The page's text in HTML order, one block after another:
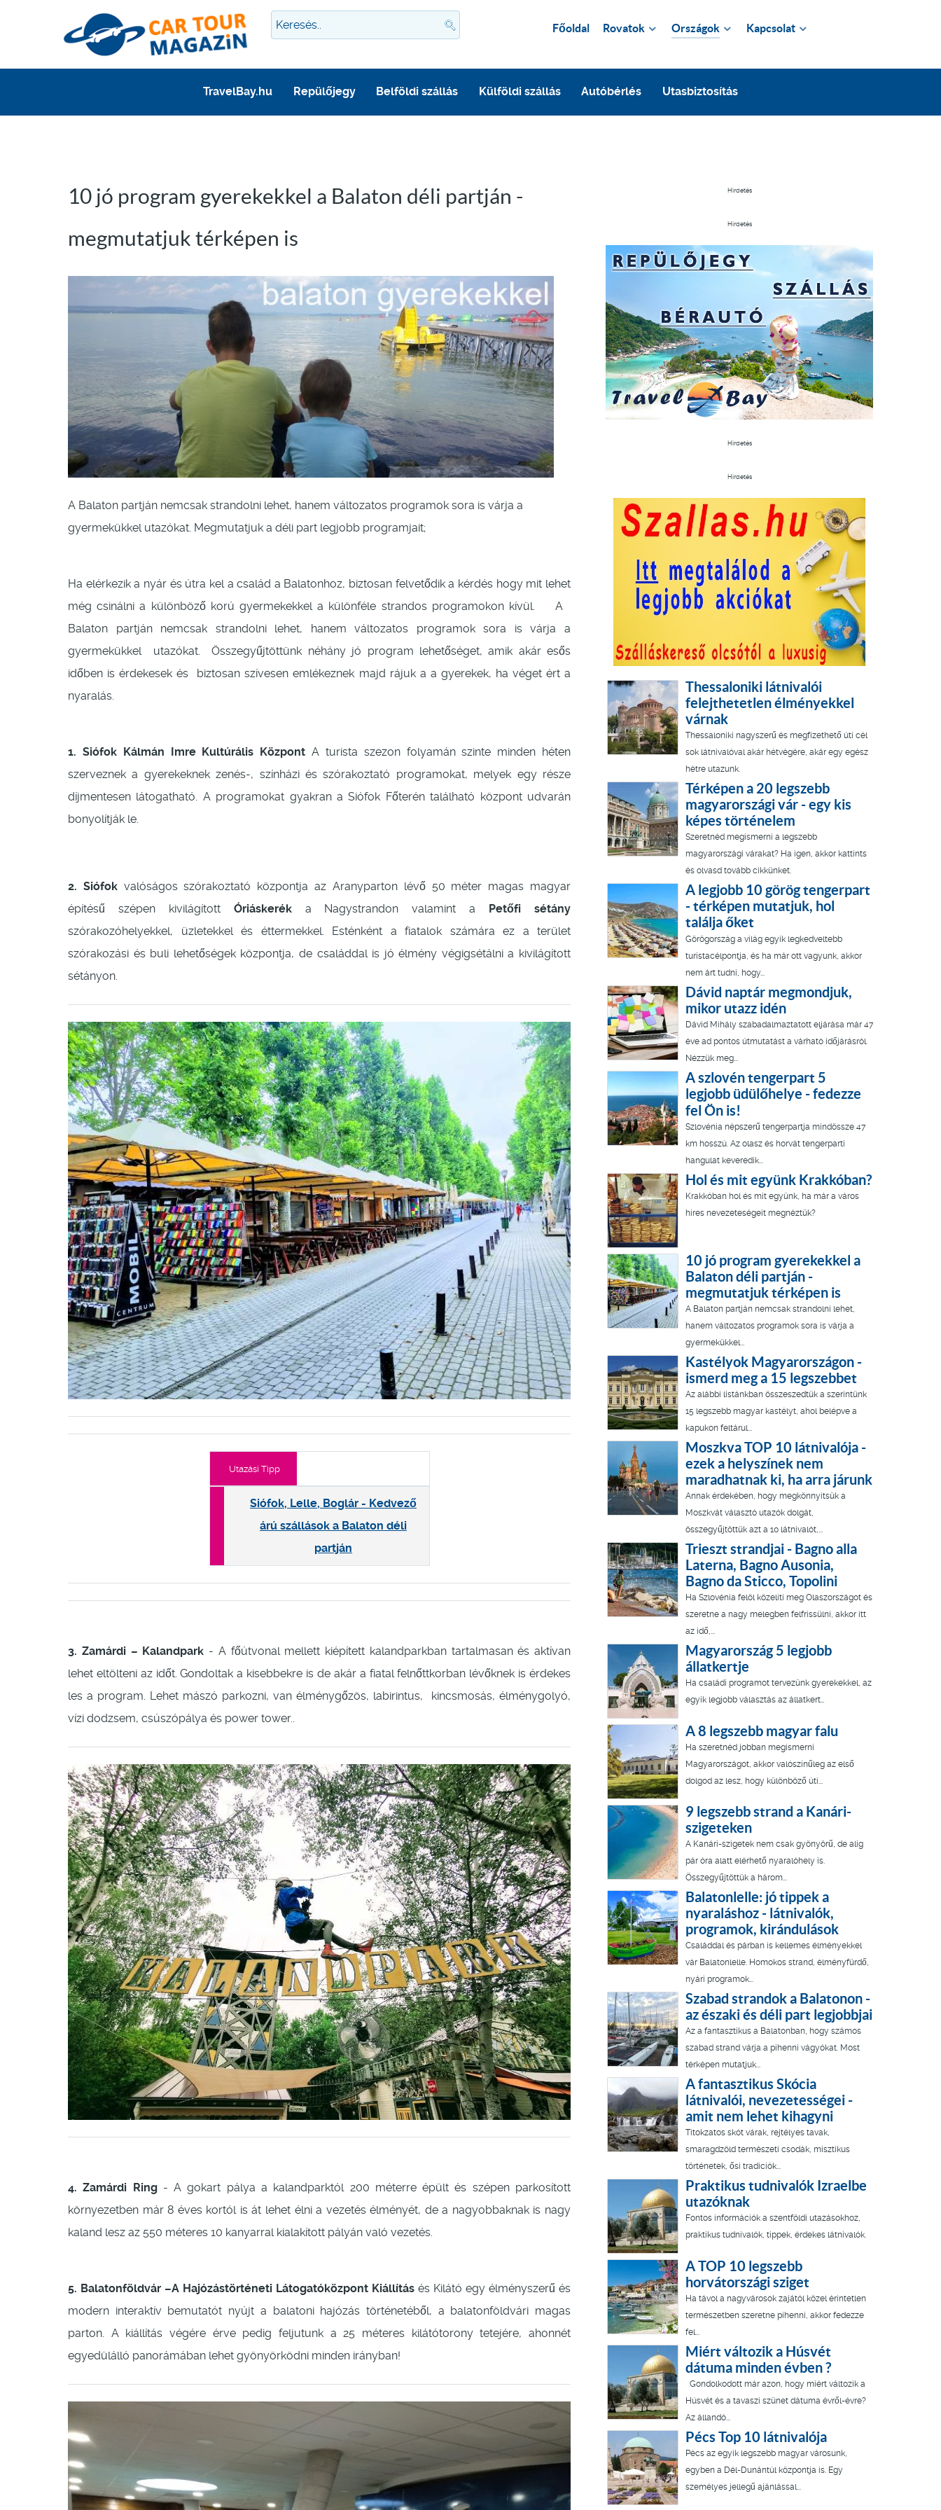
Főoldal Rovatok Országok Kapcsolat
TravelBay.hu Repülőjegy Belföldi szállás Külföldi szállás Autóbérlés Utasbiztosítás
10 jó program gyerekekkel a Balaton déli partján -
megmutatjuk térképen is
A Balaton partján nemcsak strandolni lehet, hanem változatos programok sora is várja a
gyermekükkel utazókat. Megmutatjuk a déli part legjobb programjait;
Ha elérkezik a nyár és útra kel a család a Balatonhoz, biztosan felvetődik a kérdés hogy mit lehet
még csinálni a különböző korú gyermekekkel a különféle strandos programokon kívül. A
Balaton partján nemcsak strandolni lehet, hanem változatos programok sora is várja a
gyermekükkel utazókat. Összegyűjtöttünk néhány jó program lehetőséget, amik akár esős
időben is érdekesek és biztosan szívesen emlékeznek majd rájuk a a gyerekek, ha véget ért a
nyaralás.
1. Siófok Kálmán Imre Kultúrális Központ A turista szezon folyamán szinte minden héten
szerveznek a gyerekeknek zenés-, színházi és szórakoztató programokat, melyek egy része
díjmentesen látogatható. A programokat gyakran a Siófok Főterén található központ udvarán
bonyolítják le.
2. Siófokvalóságos szórakoztató központja az Aranyparton lévő 50 méter magas magyar
építésű szépen kivilágított Óriáskeréka Nagystrandon valamint a
Petőfi sétány
szórakozóhelyekkel, üzletekkel és éttermekkel. Esténként a fiatalok számára ez a terület
szórakozási és buli lehetőségek központja, de családdal is jó élmény végigsétálni a kivilágított
sétányon.
Utazási Tipp
Siófok, Lelle, Boglár - Kedvező
árú szállások a Balaton déli
partján
3. Zamárdi – Kalandpark - A főútvonal mellett kiépített kalandparkban tartalmasan és aktívan
lehet eltölteni az időt. Gondoltak a kisebbekre is de akár a fiatal felnőttkorban lévőknek is érdekes
les a program. Lehet mászó parkozni, van élménygőzös, labirintus, kincsmosás, élménygolyó,
vízi dodzsem, csúszópálya és power tower..
4. Zamárdi Ring- A gokart pálya a kalandparktól 200 méterre épült és szépen parkosított
környezetben már 8 éves kortól is át lehet élni a vezetés élményét, de a nagyobbaknak is nagy
kaland lesz az 550 méteres 10 kanyarral kialakított pályán való vezetés.
5. Balatonföldvár –A Hajózástörténeti Látogatóközpont Kiállítás és Kilátó egy élményszerű és
modern interaktív bemutatót nyújt a balatoni hajózás történetéből, a balatonföldvári magas
parton. A kiállítás végére érve pedig feljutunk a 25 méteres kilátótorony tetejére, ahonnét
egyedülálló panorámában lehet gyönyörködni minden irányban!
Hirdetés
Hirdetés
Hirdetés
Hirdetés
Thessaloniki látnivalói
felejthetetlen élményekkel
várnak
Thessaloniki nagyszerű és megfizethető úti cél
sok látnivalóval akár hétvégére, akár egy egész
hétre utazunk.
Térképen a 20 legszebb
magyarországi vár - egy kis
képes történelem
Szeretnéd megismerni a legszebb
magyarországi várakat? Ha igen, akkor kattints
és olvasd tovább cikkünket.
A legjobb 10 görög tengerpart
- térképen mutatjuk, hol
találja őket
Görögország a világ egyik legkedveltebb
turistacélpontja, és ha már ott vagyunk, akkor
nem árt tudni, hogy...
Dávid naptár megmondjuk,
mikor utazz idén
Dávid Mihály szabadalmaztatott eljárása már 47
éve ad pontos útmutatást a várható időjárásról.
Nézzük meg...
A szlovén tengerpart 5
legjobb üdülőhelye - fedezze
fel Ön is!
Szlovénia népszerű tengerpartja mindössze 47
km hosszú. Az olasz és horvát tengerparti
hangulat keveredik...
Hol és mit együnk Krakkóban?
Krakkóban hol és mit együnk, ha már a város
híres nevezeteségeit megnéztük?
10 jó program gyerekekkel a
Balaton déli partján -
megmutatjuk térképen is
A Balaton partján nemcsak strandolni lehet,
hanem változatos programok sora is várja a
gyermekükkel...
Kastélyok Magyarországon -
ismerd meg a 15 legszebbet
Az alábbi listánkban összeszedtük a szerintünk
15 legszebb magyar kastélyt, ahol belépve a
kapukon feltárul...
Moszkva TOP 10 látnivalója -
ezek a helyszínek nem
maradhatnak ki, ha arra járunk
Annak érdekében, hogy megkönnyítsük a
Moszkvát választó utazók dolgát,
összegyűjtöttük azt a 10 látnivalót,...
Trieszt strandjai - Bagno alla
Laterna, Bagno Ausonia,
Bagno da Sticco, Topolini
Ha Szlovénia felöl közelíti meg Olaszországot és
szeretne a nagy melegben felfrissülni, akkor itt
az idő,...
Magyarország 5 legjobb
állatkertje
Ha családi programot tervezünk gyerekekkel, az
egyik legjobb választás az állatkert…
A 8 legszebb magyar falu
Ha szeretnéd jobban megismerni
Magyarországot, akkor valószínűleg az első
dolgod az lesz, hogy különböző úti...
9 legszebb strand a Kanári-
szigeteken
A Kanári-szigetek nem csak gyönyörű, de alig
pár óra alatt elérhető nyaralóhely is.
Összegyűjtöttük a három...
Balatonlelle: jó tippek a
nyaraláshoz - látnivalók,
programok, kirándulások
Családdal és párban is kellemes élményekkel
vár Balatonlelle. Homokos strand, élményfürdő,
nyári programok...
Szabad strandok a Balatonon -
az északi és déli part legjobbjai
Az a fantasztikus a Balatonban, hogy számos
szabad strand várja a pihenni vágyókat. Most
térképen mutatjuk...
A fantasztikus Skócia
látnivalói, nevezetességei -
amit nem lehet kihagyni
Titokzatos skót várak, rejtélyes tavak,
smaragdzöld természeti csodák, misztikus
történetek, ősi tradíciók...
Praktikus tudnivalók Izraelbe
utazóknak
Fontos információk a szentföldi utazásokhoz,
praktikus tudnivalók, tippek, érdekes látnivalók.
A TOP 10 legszebb
horvátországi sziget
Ha távol a nagyvárosok zajától közel érintetlen
természetben szeretne pihenni, akkor fedezze
fel...
Miért változik a Húsvét
dátuma minden évben ?
Gondolkodott már azon, hogy miért változik a
Húsvét és a tavaszi szünet dátuma évről-évre?
Az állandó...
Pécs Top 10 látnivalója
Pécs az egyik legszebb magyar városunk,
egyben a Dél-Dunántúl központja is. Egy
személyes jellegű ajánlással...